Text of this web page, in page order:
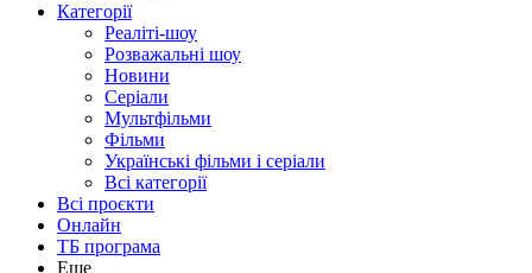
Категорії
Реаліті-шоу
Розважальні шоу
Новини
Серіали
Мультфільми
Фільми
Українські фільми і серіали
Всі категорії
Всі проєкти
Онлайн
ТБ програма
Еще